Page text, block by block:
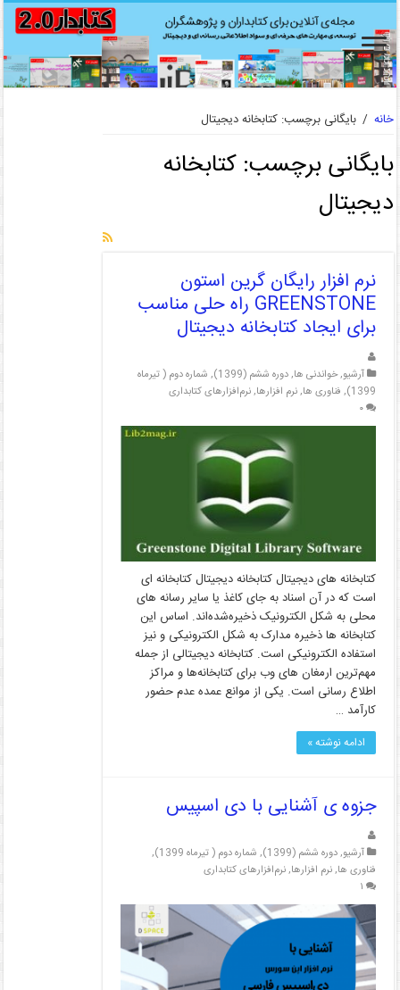
خانه / بایگانی برچسب: کتابخانه دیجیتال
بایگانی برچسب: کتابخانه
دیجیتال
نرم افزار رایگان گرین استون
GREENSTONE راه حلی مناسب
برای ایجاد کتابخانه دیجیتال
آرشیو,خواندنی ها,دوره ششم (1399) , شماره دوم ( تیرماه
1399)
, فناوری ها,نرم افزارها,نرم‌افزارهای کتابداری
۰
کتابخانه­ های دیجیتال کتابخانه دیجیتال کتابخانه­ ای
است که در آن اسناد به جای کاغذ یا سایر رسانه ­های
محلی به شکل الکترونیک ذخیره‌شده‌اند. اساس این
کتابخانه ­ها ذخیره مدارک به شکل الکترونیکی و نیز
استفاده الکترونیکی است. کتابخانه دیجیتالی از جمله
مهم‌ترین ارمغان­ های وب برای کتابخانه‌ها و مراکز
اطلاع ­رسانی است. یکی از موانع عمده عدم حضور
کارآمد …
ادامه نوشته »
جزوه ی آشنایی با دی اسپیس
آرشیو,دوره ششم (1399) , شماره دوم ( تیرماه 1399)
,
فناوری ها,نرم افزارها,نرم‌افزارهای کتابداری
۱